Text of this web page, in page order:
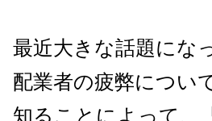
最近大きな話題にな
配業者の疲弊につい
知ることによって、